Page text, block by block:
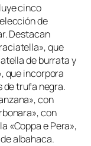
cinco
de
Destacan
que
de burrata y
que incorpora
de trufa negra.
con
con
«Coppa e Pera»,
albahaca.